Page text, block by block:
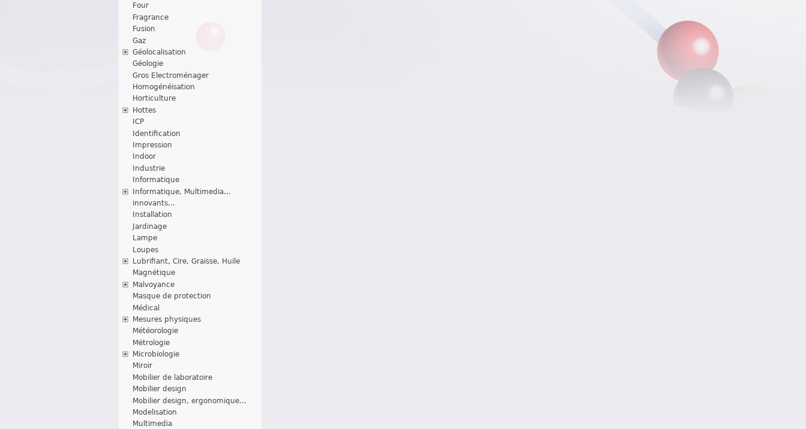
Four
Fragrance
Fusion
Gaz
Géolocalisation
Géologie
Gros Electroménager
Homogénéisation
Horticulture
Hottes
ICP
Identification
Impression
Indoor
Industrie
Informatique
Informatique, Multimedia...
innovants...
Installation
Jardinage
Lampe
Loupes
Lubrifiant, Cire, Graisse, Huile
Magnétique
Malvoyance
Masque de protection
Médical
Mesures physiques
Météorologie
Métrologie
Microbiologie
Miroir
Mobilier de laboratoire
Mobilier design
Mobilier design, ergonomique...
Modelisation
Multimedia